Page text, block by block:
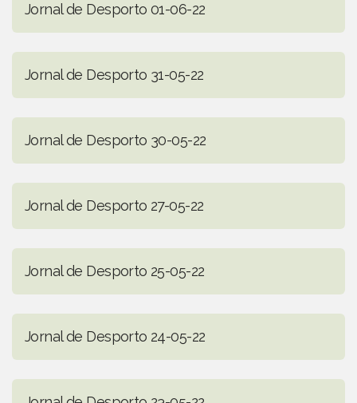
Jornal de Desporto 01-06-22
Jornal de Desporto 31-05-22
Jornal de Desporto 30-05-22
Jornal de Desporto 27-05-22
Jornal de Desporto 25-05-22
Jornal de Desporto 24-05-22